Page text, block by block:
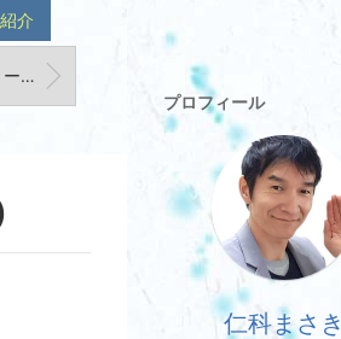
栄養高いオートミールの美味しく簡単な作り方
介
プロフィール
仁科まさき